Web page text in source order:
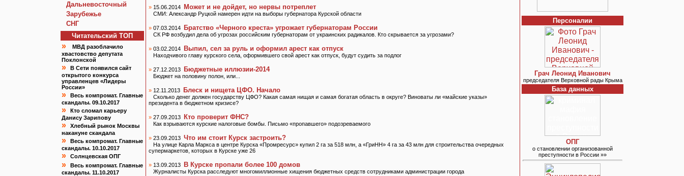
Дальневосточный
Зарубежье
СНГ
Читательский TOП
»
МВД разоблачило
хвастовство депутата
Поклонской
»
В Сети появился сайт
открытого конкурса
управленцев «Лидеры
России»
»
Весь компромат. Главные
скандалы. 09.10.2017
»
Кто сломал карьеру
Данису Зарипову
»
Хлебный рынок Москвы
накануне скандала
»
Весь компромат. Главные
скандалы. 10.10.2017
» Солнцевская ОПГ
»
Весь компромат. Главные
скандалы. 11.10.2017
» 15.06.2014 Может и не дойдет, но нервы потреплет
СМИ: Александр Руцкой намерен идти на выборы губернатора Курской области
» 07.03.2014 Братство «Черного креста» угрожает губернаторам России
СК РФ возбудил дела об угрозах российским губернаторам от украинских радикалов. Кто скрывается за угрозами?
» 03.02.2014 Выпил, сел за руль и оформил арест как отпуск
Находчивого главу курского села, оформившего свой арест как отпуск, будут судить за подлог
» 27.12.2013 Бюджетные иллюзии-2014
Бюджет на половину полон, или...
» 12.11.2013 Блеск и нищета ЦФО. Начало
Сколько денег должен государству ЦФО? Какая самая нищая и самая богатая область в округе? Виноваты ли «майские указы»
президента в бюджетном кризисе?
» 27.09.2013 Кто проверит ФНС?
Как взрываются курские налоговые бомбы. Письмо «пропавшего» подозреваемого
» 23.09.2013 Что им стоит Курск застроить?
На улице Карла Маркса в центре Курска «Промресурс» купил 2 га за 518 млн, а «ГриНН» 4 га за 43 млн для строительства очередных
супермаркетов, которых в Курске уже 26
» 13.09.2013 В Курске пропали более 100 домов
Журналисты Курска расследуют многомиллионные хищения бюджетных средств сотрудниками администрации города
Персоналии
Грач Леонид Иванович
председателя Верховной рады Крыма
База данных
ОПГ
о становлении организованной
преступности в России »»